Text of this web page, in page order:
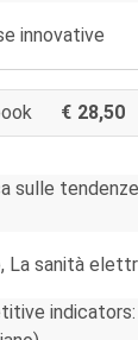
innovative
28,50
CARRELLO
sulle
La sanità